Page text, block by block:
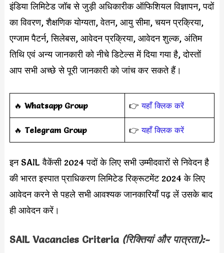
इंडिया लिमिटेड जॉब से जुड़ी अधिकारीक ऑफिशियल विज्ञापन, पदों
का विवरण, शैक्षणिक योग्यता, वेतन, आयु सीमा, चयन प्रक्रिया,
एग्जाम पैटर्न, सिलेबस, आवेदन प्रक्रिया, आवेदन शुल्क, अंतिम
तिथि एवं अन्य जानकारी को नीचे डिटेल्स में दिया गया है, दोस्तों
आप सभी अच्छे से पूरी जानकारी को जांच कर सकते हैं।
‎️‍🔥 Whatsapp Group 👉यहाँ क्लिक करें
‎️‍🔥 Telegram Group 👉यहाँ क्लिक करें
इन SAIL वैकेंसी 2024 पदों के लिए सभी उम्मीदवारों से निवेदन है
की भारत इस्पात प्राधिकरण लिमिटेड रिक्रूटमेंट 2024 के लिए
आवेदन करने से पहले सभी आवश्यक जानकारियाँ पढ़ लें उसके बाद
ही आवेदन करें।
SAIL Vacancies Criteria (रिक्तियां और पात्रता):-